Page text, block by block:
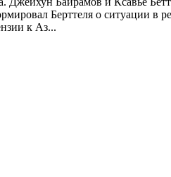
Берттеля о ситуации в
к Аз...